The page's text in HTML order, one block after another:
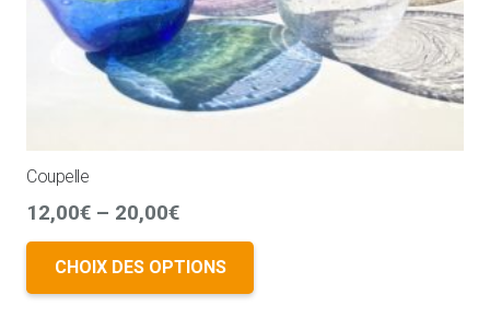
Coupelle
12,00€ – 20,00€
CHOIX DES OPTIONS